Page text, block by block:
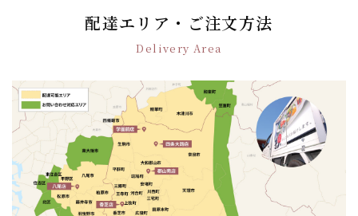
ン
配達エリア・ご注文方法
Delivery Area